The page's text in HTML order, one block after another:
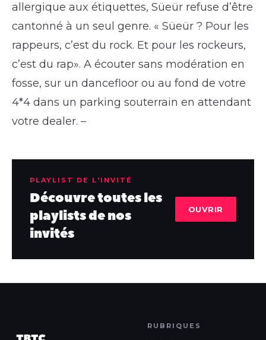
allergique aux étiquettes, Süeür refuse d’être
cantonné à un seul genre. « Süeür ? Pour les
rappeurs, c’est du rock. Et pour les rockeurs,
c’est du rap». A écouter sans modération en
fosse, sur un dancefloor ou au fond de votre
4*4 dans un parking souterrain en attendant
votre dealer. –
PLAYLIST DE L'INVITÉ
Découvre toutes les
playlists de nos
invités
OUVRIR
RUBRIQUES